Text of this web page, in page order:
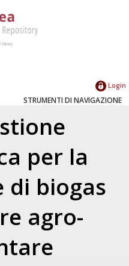
Login
STRUMENTI DI NAVIGAZIONE
per la
di biogas
agro-